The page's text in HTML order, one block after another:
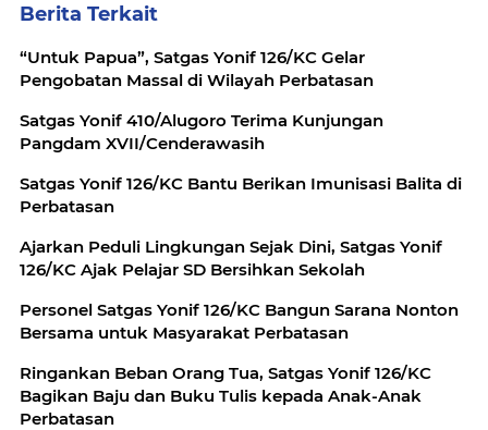
Berita Terkait
“Untuk Papua”, Satgas Yonif 126/KC Gelar
Pengobatan Massal di Wilayah Perbatasan
Satgas Yonif 410/Alugoro Terima Kunjungan
Pangdam XVII/Cenderawasih
Satgas Yonif 126/KC Bantu Berikan Imunisasi Balita di
Perbatasan
Ajarkan Peduli Lingkungan Sejak Dini, Satgas Yonif
126/KC Ajak Pelajar SD Bersihkan Sekolah
Personel Satgas Yonif 126/KC Bangun Sarana Nonton
Bersama untuk Masyarakat Perbatasan
Ringankan Beban Orang Tua, Satgas Yonif 126/KC
Bagikan Baju dan Buku Tulis kepada Anak-Anak
Perbatasan